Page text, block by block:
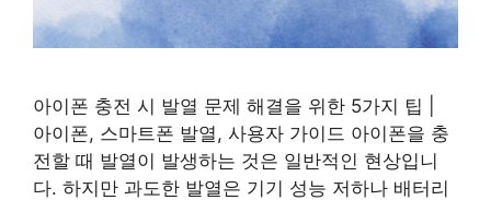
아이폰 충전 시 발열 문제 해결을 위한 5가지 팁 |
아이폰, 스마트폰 발열, 사용자 가이드 아이폰을 충
전할 때 발열이 발생하는 것은 일반적인 현상입니
다. 하지만 과도한 발열은 기기 성능 저하나 배터리